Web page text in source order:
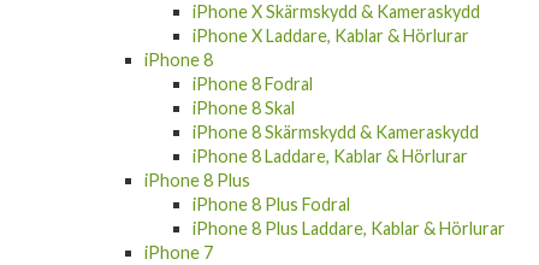
iPhone X Skärmskydd & Kameraskydd
iPhone X Laddare, Kablar & Hörlurar
iPhone 8
iPhone 8 Fodral
iPhone 8 Skal
iPhone 8 Skärmskydd & Kameraskydd
iPhone 8 Laddare, Kablar & Hörlurar
iPhone 8 Plus
iPhone 8 Plus Fodral
iPhone 8 Plus Laddare, Kablar & Hörlurar
iPhone 7